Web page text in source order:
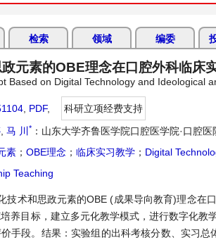
检索 领域 编委
元素的OBE理念在口腔外科临床
Based on Digital Technology and Ideological
PDF,
科研立项经费支持
马 川 * ：山东大学齐鲁医学院口腔医学院·口腔
素 ； OBE理念 ； 临床实习教学 ； Digital
Teaching
技术和思政元素的OBE (成果导向教育)理念
养目标，建立多元化教学模式，进行数字化
手段。结果：实验组的出科考核分数、实习